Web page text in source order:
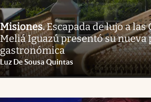
Misiones.Escapada de lujo a las
Meliá Iguazú presentó su nueva
gastronómica
Luz De Sousa Quintas